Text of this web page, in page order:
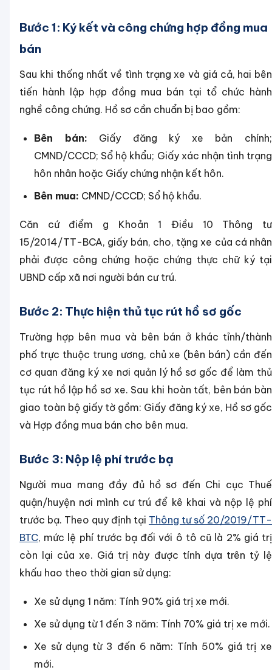
Bước 1: Ký kết và công chứng hợp đồng mua
bán
Sau khi thống nhất về tình trạng xe và giá cả, hai bên
tiến hành lập hợp đồng mua bán tại tổ chức hành
nghề công chứng. Hồ sơ cần chuẩn bị bao gồm:
Bên bán: Giấy đăng ký xe bản chính;
CMND/CCCD; Sổ hộ khẩu; Giấy xác nhận tình trạng
hôn nhân hoặc Giấy chứng nhận kết hôn.
Bên mua: CMND/CCCD; Sổ hộ khẩu.
Căn cứ điểm g Khoản 1 Điều 10 Thông tư
15/2014/TT-BCA, giấy bán, cho, tặng xe của cá nhân
phải được công chứng hoặc chứng thực chữ ký tại
UBND cấp xã nơi người bán cư trú.
Bước 2: Thực hiện thủ tục rút hồ sơ gốc
Trường hợp bên mua và bên bán ở khác tỉnh/thành
phố trực thuộc trung ương, chủ xe (bên bán) cần đến
cơ quan đăng ký xe nơi quản lý hồ sơ gốc để làm thủ
tục rút hồ lập hồ sơ xe. Sau khi hoàn tất, bên bán bàn
giao toàn bộ giấy tờ gồm: Giấy đăng ký xe, Hồ sơ gốc
và Hợp đồng mua bán cho bên mua.
Bước 3: Nộp lệ phí trước bạ
Người mua mang đầy đủ hồ sơ đến Chi cục Thuế
quận/huyện nơi mình cư trú để kê khai và nộp lệ phí
trước bạ. Theo quy định tại Thông tư số 20/2019/TT-
BTC, mức lệ phí trước bạ đối với ô tô cũ là 2% giá trị
còn lại của xe. Giá trị này được tính dựa trên tỷ lệ
khấu hao theo thời gian sử dụng:
Xe sử dụng 1 năm: Tính 90% giá trị xe mới.
Xe sử dụng từ 1 đến 3 năm: Tính 70% giá trị xe mới.
Xe sử dụng từ 3 đến 6 năm: Tính 50% giá trị xe
mới.